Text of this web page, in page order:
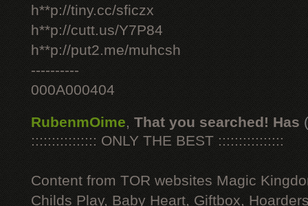
h**p://tiny.cc/sficzx
h**p://cutt.us/Y7P84
h**p://put2.me/muhcsh
----------
000A000404
RubenmOime, That you searched! Has
:::::::::::::::: ONLY THE BEST ::::::::::::::::
Content from TOR websites Magic
Childs Play, Baby Heart, Giftbox,